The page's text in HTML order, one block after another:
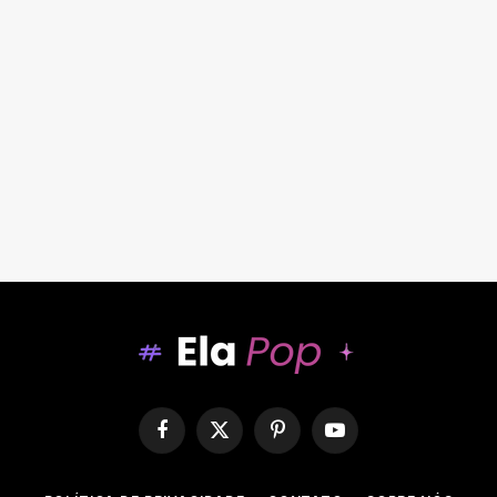
Facebook
X
PinterestYouTube